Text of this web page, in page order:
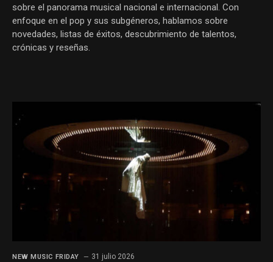
sobre el panorama musical nacional e internacional. Con
enfoque en el pop y sus subgéneros, hablamos sobre
novedades, listas de éxitos, descubrimiento de talentos,
crónicas y reseñas.
NEW MUSIC FRIDAY 31 julio 2026